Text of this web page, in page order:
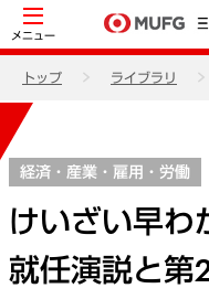
メニュー
トップ ライブラリ
経済・産業・雇用・労働
けいざい早わ
就任演説と第